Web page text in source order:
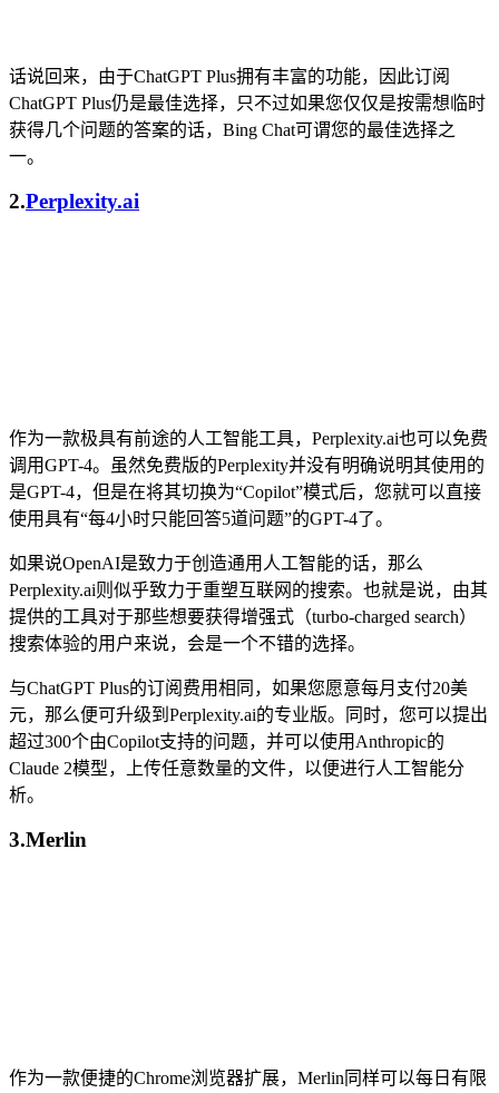
话说回来，由于ChatGPT Plus拥有丰富的功能，因此订阅
ChatGPT Plus仍是最佳选择，只不过如果您仅仅是按需想临时
获得几个问题的答案的话，Bing Chat可谓您的最佳选择之
一。
2.Perplexity.ai
作为一款极具有前途的人工智能工具，Perplexity.ai也可以免费
调用GPT-4。虽然免费版的Perplexity并没有明确说明其使用的
是GPT-4，但是在将其切换为“Copilot”模式后，您就可以直接
使用具有“每4小时只能回答5道问题”的GPT-4了。
如果说OpenAI是致力于创造通用人工智能的话，那么
Perplexity.ai则似乎致力于重塑互联网的搜索。也就是说，由其
提供的工具对于那些想要获得增强式（turbo-charged search）
搜索体验的用户来说，会是一个不错的选择。
与ChatGPT Plus的订阅费用相同，如果您愿意每月支付20美
元，那么便可升级到Perplexity.ai的专业版。同时，您可以提出
超过300个由Copilot支持的问题，并可以使用Anthropic的
Claude 2模型，上传任意数量的文件，以便进行人工智能分
析。
3.Merlin
作为一款便捷的Chrome浏览器扩展，Merlin同样可以每日有限